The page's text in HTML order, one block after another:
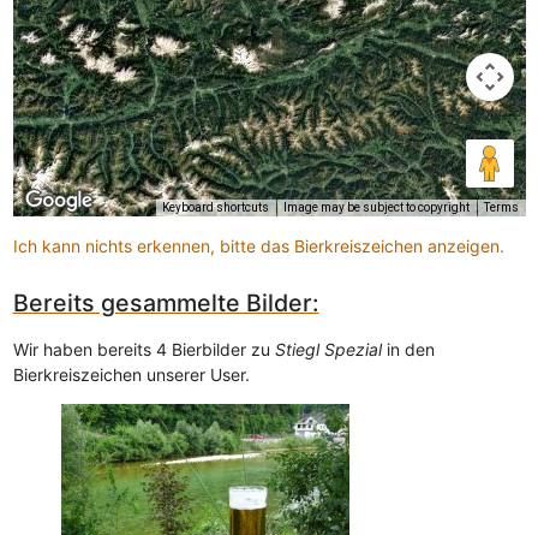
Keyboard shortcuts Image may be subject to copyright Terms
Ich kann nichts erkennen, bitte das Bierkreiszeichen anzeigen.
Bereits gesammelte Bilder:
Wir haben bereits 4 Bierbilder zu Stiegl Spezialin den
Bierkreiszeichen unserer User.